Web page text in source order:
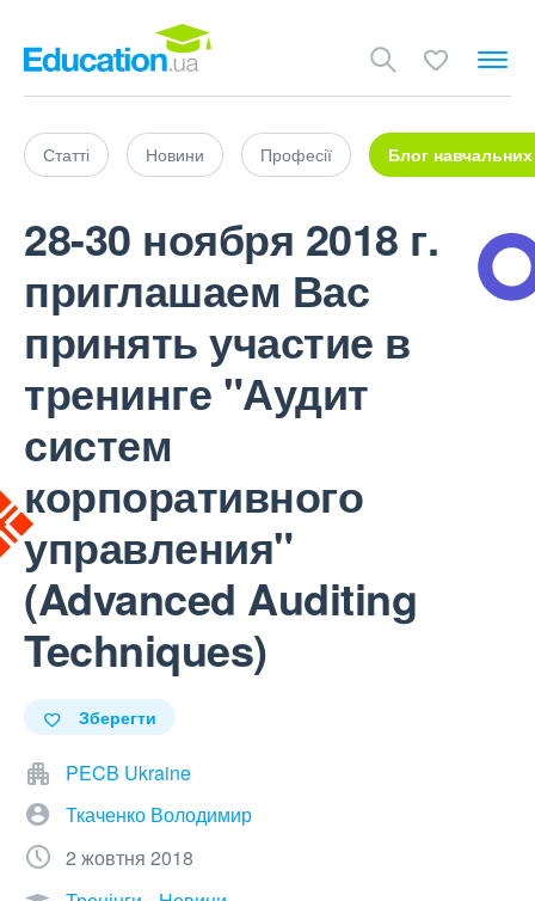
Статті Новини Професії Блог навчальних
28-30 ноября 2018 г.
приглашаем Вас
принять участие в
тренинге "Аудит
систем
корпоративного
управления"
(Advanced Auditing
Techniques)
Зберегти
PECB Ukraine
Ткаченко Володимир
2 жовтня 2018